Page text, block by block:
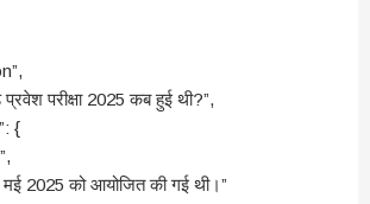
प्रवेश परीक्षा 2025 कब हुई थी?”,
{
मई 2025 को आयोजित की गई थी।”